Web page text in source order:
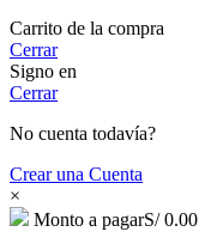
Carrito de la compra
Cerrar
Signo en
Cerrar
No cuenta todavía?
Crear una Cuenta
×
Monto a pagarS/0.00